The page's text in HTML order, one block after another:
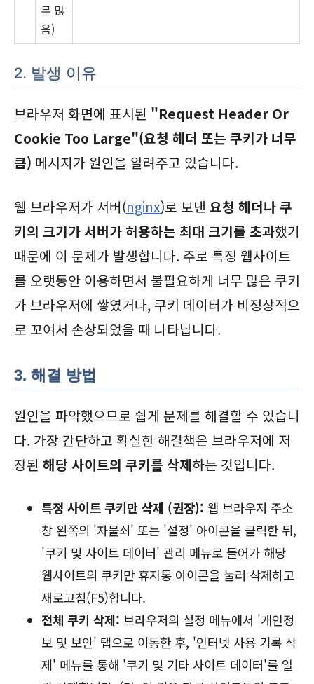
무 많
음)
2. 발생 이유
브라우저 화면에 표시된 "Request Header Or
Cookie Too Large"(요청 헤더 또는 쿠키가 너무
큼) 메시지가 원인을 알려주고 있습니다.
웹 브라우저가 서버(nginx)로 보낸 요청 헤더나 쿠
키의 크기가 서버가 허용하는 최대 크기를 초과했기
때문에 이 문제가 발생합니다. 주로 특정 웹사이트
를 오랫동안 이용하면서 불필요하게 너무 많은 쿠키
가 브라우저에 쌓였거나, 쿠키 데이터가 비정상적으
로 꼬여서 손상되었을 때 나타납니다.
3. 해결 방법
원인을 파악했으므로 쉽게 문제를 해결할 수 있습니
다. 가장 간단하고 확실한 해결책은 브라우저에 저
장된 해당 사이트의 쿠키를 삭제하는 것입니다.
특정 사이트 쿠키만 삭제 (권장): 웹 브라우저 주소
창 왼쪽의 '자물쇠' 또는 '설정' 아이콘을 클릭한 뒤,
'쿠키 및 사이트 데이터' 관리 메뉴로 들어가 해당
웹사이트의 쿠키만 휴지통 아이콘을 눌러 삭제하고
새로고침(F5)합니다.
전체 쿠키 삭제: 브라우저의 설정 메뉴에서 '개인정
보 및 보안' 탭으로 이동한 후, '인터넷 사용 기록 삭
제' 메뉴를 통해 '쿠키 및 기타 사이트 데이터'를 일